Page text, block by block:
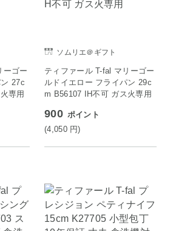
ーゴー
27c
専用
ソムリエ＠ギフト
ティファール T-fal マリーゴー
ルドイエロー フライパン 29c
m B56107 IH不可 ガス火専用
900 ポイント
(4,050 円)